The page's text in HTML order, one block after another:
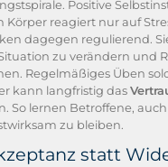
Positive
Körper reagiert nur auf
dagegen regulierend.
zu verändern und
Regelmäßiges Üben
kann langfristig das
So lernen Betroffene,
zu bleiben.
statt